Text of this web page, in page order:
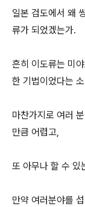
일본 검도에서 왜
류가 되었겠는가.
흔히 이도류는 미
한 기법이었다는
마찬가지로 여러
만큼 어렵고,
또 아무나 할 수 있
만약 여러분야를